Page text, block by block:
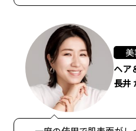
ヘア
長井